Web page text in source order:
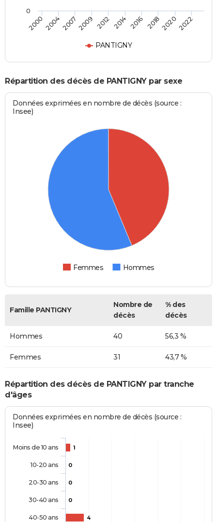
PANTIGNY
2000200420072009 2012 2014 2016 201820202022
0
Répartition des décès de PANTIGNY par sexe
Données exprimées en nombre de décès (source :
Insee)
Femmes Hommes
Famille PANTIGNY
Nombre de
décès
% des
décès
Hommes 40 56,3 %
Femmes 31 43,7 %
Répartition des décès de PANTIGNY par tranche
d'âges
Données exprimées en nombre de décès (source :
Insee)
1
0
0
0
4
Moins de 10 ans
10-20 ans
20-30 ans
30-40 ans
40-50 ans